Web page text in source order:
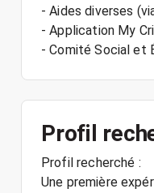
- Aides diverses
- Application My
Profil
Profil recherché :
Une première